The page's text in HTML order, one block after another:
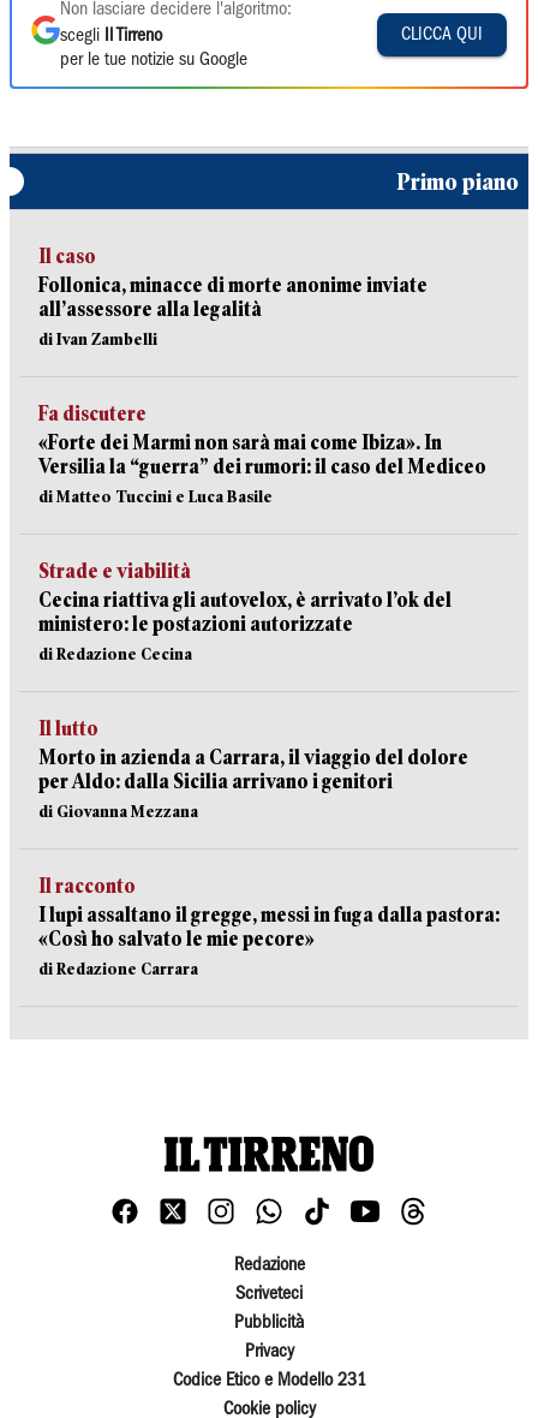
Non lasciare decidere l'algoritmo:
scegli
Il Tirreno
per le tue notizie su Google
CLICCA QUI
Primo piano
Il caso
Follonica, minacce di morte anonime inviate
all’assessore alla legalità
di Ivan Zambelli
Fa discutere
«Forte dei Marmi non sarà mai come Ibiza». In
Versilia la “guerra” dei rumori: il caso del Mediceo
di Matteo Tuccini e Luca Basile
Strade e viabilità
Cecina riattiva gli autovelox, è arrivato l’ok del
ministero: le postazioni autorizzate
di Redazione Cecina
Il lutto
Morto in azienda a Carrara, il viaggio del dolore
per Aldo: dalla Sicilia arrivano i genitori
di Giovanna Mezzana
Il racconto
I lupi assaltano il gregge, messi in fuga dalla pastora:
«Così ho salvato le mie pecore»
di Redazione Carrara
Redazione
Scriveteci
Pubblicità
Privacy
Codice Etico e Modello 231
Cookie policy